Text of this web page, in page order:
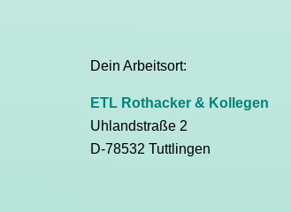
Dein Arbeitsort:
ETL Rothacker & Kollegen
Uhlandstraße 2
D-78532 Tuttlingen